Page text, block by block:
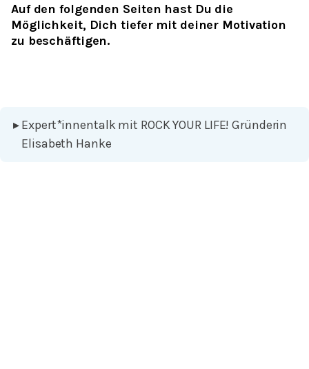
Auf den folgenden Seiten hast Du die
Möglichkeit, Dich tiefer mit deiner Motivation
zu beschäftigen.
▸Expert*innentalk mit ROCK YOUR LIFE! Gründerin
Elisabeth Hanke